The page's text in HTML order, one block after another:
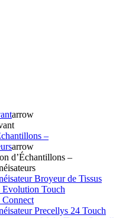
arrow
–
arrow
d’Échantillons –
Broyeur de Tissus
Evolution Touch
Connect
Precellys 24 Touch